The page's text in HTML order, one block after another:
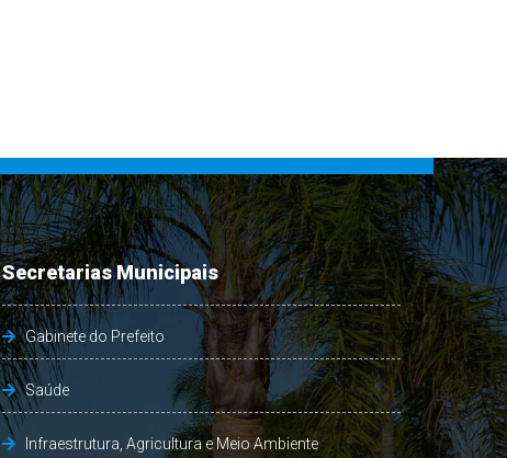
Secretarias Municipais
Gabinete do Prefeito
Saúde
Infraestrutura, Agricultura e Meio Ambiente